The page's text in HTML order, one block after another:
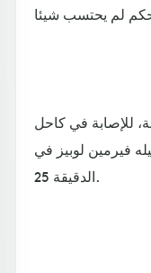
للإصابة في كاحل
فيرمين لوبيز في
الدقيقة 25.